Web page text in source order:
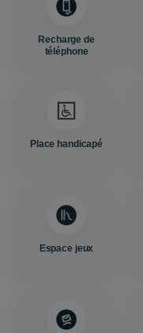
Recharge de
téléphone
Place handicapé
Espace jeux